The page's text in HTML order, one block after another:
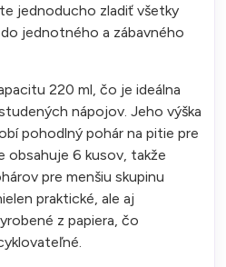
jednoducho zladiť všetky
jednotného a zábavného
220 ml, čo je ideálna
nápojov. Jeho výška
pohodlný pohár na pitie pre
obsahuje 6 kusov, takže
pre menšiu skupinu
praktické, ale aj
z papiera, čo